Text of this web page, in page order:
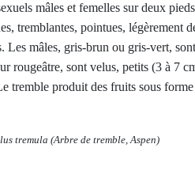
mâles et femelles sur deux
tremblantes, pointues, légèrement
Les mâles, gris-brun ou gris-vert,
rougeâtre, sont velus, petits (3 à 7
tremble produit des fruits sous
tremula (Arbre de tremble, Aspen)